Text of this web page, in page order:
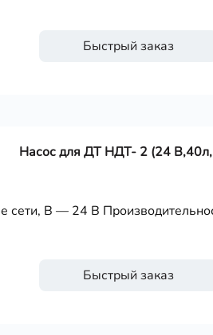
Быстрый заказ
Насос для ДТ НДТ- 2 (24
В — 24 В
Быстрый заказ